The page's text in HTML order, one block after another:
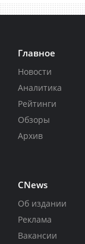
Главное
Новости
Аналитика
Рейтинги
Обзоры
Архив
CNews
Об издании
Реклама
Вакансии